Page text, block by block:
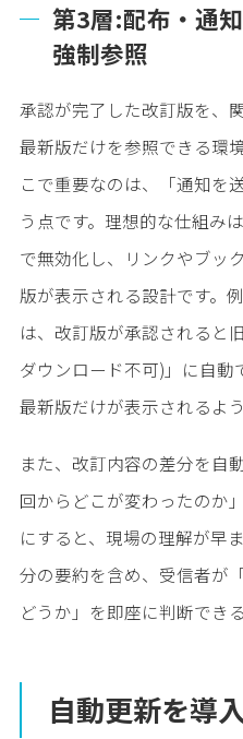
第3層:配布・通
強制参照
承認が完了した改訂版を、
最新版だけを参照できる環
こで重要なのは、「通知を
う点です。理想的な仕組み
で無効化し、リンクやブッ
版が表示される設計です。
は、改訂版が承認されると
ダウンロード不可)」に自動
最新版だけが表示されるよう
また、改訂内容の差分を自
回からどこが変わったのか
にすると、現場の理解が早
分の要約を含め、受信者が
どうか」を即座に判断でき
自動更新を導